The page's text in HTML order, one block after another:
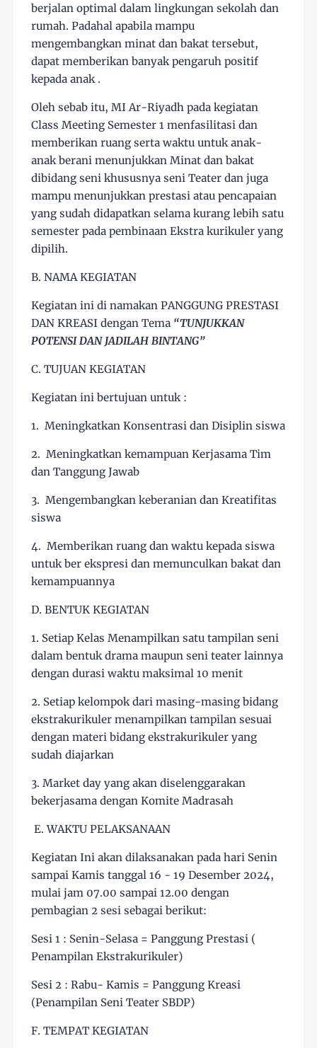
berjalan optimal dalam lingkungan sekolah dan
rumah. Padahal apabila mampu
mengembangkan minat dan bakat tersebut,
dapat memberikan banyak pengaruh positif
kepada anak .
Oleh sebab itu, MI Ar-Riyadh pada kegiatan
Class Meeting Semester 1 menfasilitasi dan
memberikan ruang serta waktu untuk anak-
anak berani menunjukkan Minat dan bakat
dibidang seni khususnya seni Teater dan juga
mampu menunjukkan prestasi atau pencapaian
yang sudah didapatkan selama kurang lebih satu
semester pada pembinaan Ekstra kurikuler yang
dipilih.
B. NAMA KEGIATAN
Kegiatan ini di namakan PANGGUNG PRESTASI
DAN KREASI dengan Tema “TUNJUKKAN
POTENSI DAN JADILAH BINTANG”
C. TUJUAN KEGIATAN
Kegiatan ini bertujuan untuk :
1. Meningkatkan Konsentrasi dan Disiplin siswa
2. Meningkatkan kemampuan Kerjasama Tim
dan Tanggung Jawab
3. Mengembangkan keberanian dan Kreatifitas
siswa
4. Memberikan ruang dan waktu kepada siswa
untuk ber ekspresi dan memunculkan bakat dan
kemampuannya
D. BENTUK KEGIATAN
1. Setiap Kelas Menampilkan satu tampilan seni
dalam bentuk drama maupun seni teater lainnya
dengan durasi waktu maksimal 10 menit
2. Setiap kelompok dari masing-masing bidang
ekstrakurikuler menampilkan tampilan sesuai
dengan materi bidang ekstrakurikuler yang
sudah diajarkan
3. Market day yang akan diselenggarakan
bekerjasama dengan Komite Madrasah
E. WAKTU PELAKSANAAN
Kegiatan Ini akan dilaksanakan pada hari Senin
sampai Kamis tanggal 16 - 19 Desember 2024,
mulai jam 07.00 sampai 12.00 dengan
pembagian 2 sesi sebagai berikut:
Sesi 1 : Senin-Selasa = Panggung Prestasi (
Penampilan Ekstrakurikuler)
Sesi 2 : Rabu- Kamis = Panggung Kreasi
(Penampilan Seni Teater SBDP)
F. TEMPAT KEGIATAN